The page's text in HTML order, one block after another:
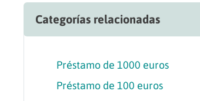
Categorías relacionadas
Préstamo de 1000 euros
Préstamo de 100 euros